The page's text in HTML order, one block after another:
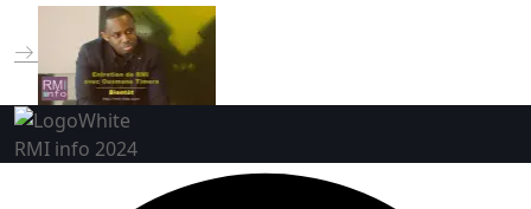
RMI info 2024